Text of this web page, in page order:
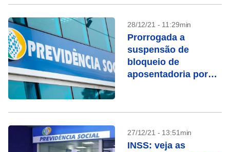
28/12/21 - 11:29min
Prorrogada a
suspensão de
bloqueio de
aposentadoria por
27/12/21 - 13:51min
INSS: veja as